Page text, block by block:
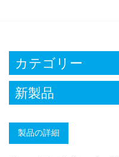
カテゴリー
新製品
製品の詳細